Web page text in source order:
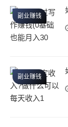
副业赚钱
副业赚钱